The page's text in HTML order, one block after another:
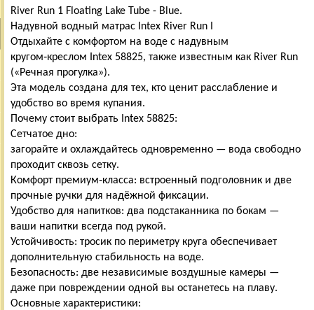
River Run 1 Floating Lake Tube - Blue.
Надувной водный матрас Intex River Run I
Отдыхайте с комфортом на воде с надувным
кругом‑креслом Intex 58825, также известным как River Run
(«Речная прогулка»).
Эта модель создана для тех, кто ценит расслабление и
удобство во время купания.
Почему стоит выбрать Intex 58825:
Сетчатое дно:
загорайте и охлаждайтесь одновременно — вода свободно
проходит сквозь сетку.
Комфорт премиум‑класса: встроенный подголовник и две
прочные ручки для надёжной фиксации.
Удобство для напитков: два подстаканника по бокам —
ваши напитки всегда под рукой.
Устойчивость: тросик по периметру круга обеспечивает
дополнительную стабильность на воде.
Безопасность: две независимые воздушные камеры —
даже при повреждении одной вы останетесь на плаву.
Основные характеристики: